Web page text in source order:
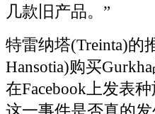
几款旧产品。”
特雷纳塔(Treinta)的
Hansotia)购买
在Facebook上发表